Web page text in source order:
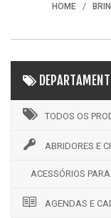
HOME
TODOS OS
ABRIDORES E
ACESSÓRIOS
AGENDAS E